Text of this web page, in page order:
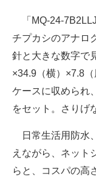
「MQ-24-
チプカシのアナロ
針と大きな数字で
×34.9（横）×7.8
ケースに収められ
をセット。さりげ
日常生活用防水
えながら、ネット
らと、コスパの高